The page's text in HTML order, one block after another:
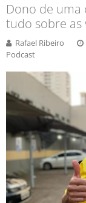
Dono de
tudo sobre as
Rafael Ribeiro
Podcast